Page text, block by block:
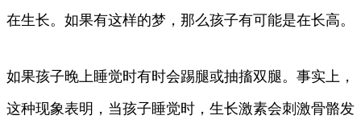
在生长。如果有这样的梦，那么孩子有可能是在长高。
如果孩子晚上睡觉时有时会踢腿或抽搐双腿。事实上，
这种现象表明，当孩子睡觉时，生长激素会刺激骨骼发